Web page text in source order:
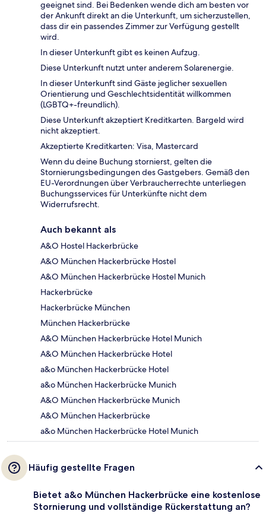
geeignet sind. Bei Bedenken wende dich am besten vor
der Ankunft direkt an die Unterkunft, um sicherzustellen,
dass dir ein passendes Zimmer zur Verfügung gestellt
wird.
In dieser Unterkunft gibt es keinen Aufzug.
Diese Unterkunft nutzt unter anderem Solarenergie.
In dieser Unterkunft sind Gäste jeglicher sexuellen
Orientierung und Geschlechtsidentität willkommen
(LGBTQ+-freundlich).
Diese Unterkunft akzeptiert Kreditkarten. Bargeld wird
nicht akzeptiert.
Akzeptierte Kreditkarten: Visa, Mastercard
Wenn du deine Buchung stornierst, gelten die
Stornierungsbedingungen des Gastgebers. Gemäß den
EU-Verordnungen über Verbraucherrechte unterliegen
Buchungsservices für Unterkünfte nicht dem
Widerrufsrecht.
Auch bekannt als
A&O Hostel Hackerbrücke
A&O München Hackerbrücke Hostel
A&O München Hackerbrücke Hostel Munich
Hackerbrücke
Hackerbrücke München
München Hackerbrücke
A&O München Hackerbrücke Hotel Munich
A&O München Hackerbrücke Hotel
a&o München Hackerbrücke Hotel
a&o München Hackerbrücke Munich
A&O München Hackerbrücke Munich
A&O München Hackerbrücke
a&o München Hackerbrücke Hotel Munich
Häufig gestellte Fragen
Bietet a&o München Hackerbrücke eine kostenlose
Stornierung und vollständige Rückerstattung an?